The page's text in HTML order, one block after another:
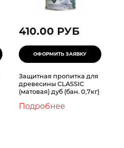
410.00 РУБ
Защитная пропитка для
древесины CLASSIC
(матовая) дуб (бан. 0,7кг)
Подробнее